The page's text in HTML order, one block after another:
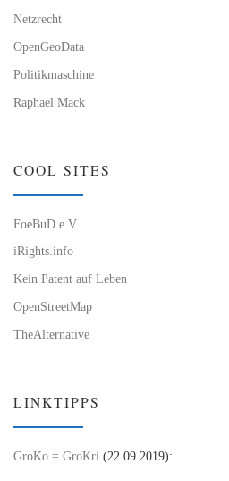
Netzrecht
OpenGeoData
Politikmaschine
Raphael Mack
COOL SITES
FoeBuD e.V.
iRights.info
Kein Patent auf Leben
OpenStreetMap
TheAlternative
LINKTIPPS
GroKo = GroKri (22.09.2019):